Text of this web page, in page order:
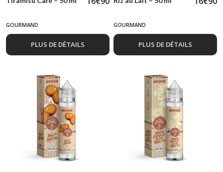
GOURMAND
PLUS DE DÉTAILS
GOURMAND
PLUS DE DÉTAILS